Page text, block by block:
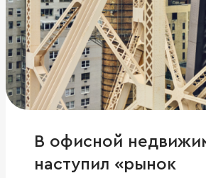
В офисной
наступил «рынок